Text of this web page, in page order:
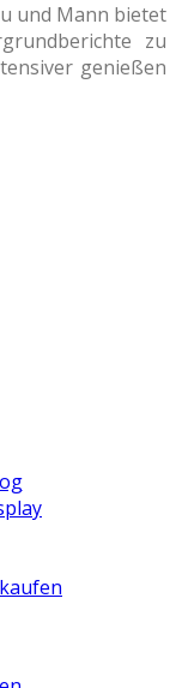
und Mann bietet
zu
genießen